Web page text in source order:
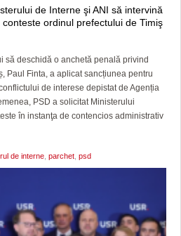
de Interne şi ANI să intervină
ordinul prefectului de Timiş
să deschidă o anchetă penală privind
Paul Finta, a aplicat sancțiunea pentru
de interese depistat de Agenția
PSD a solicitat Ministerului
în instanţa de contencios administrativ
de interne parchet psd